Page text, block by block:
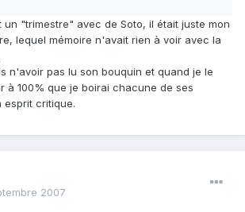
"trimestre" avec de Soto, il était juste mon
lequel mémoire n'avait rien à voir avec la
n'avoir pas lu son bouquin et quand je le
à 100% que je boirai chacune de ses
esprit critique.
2007